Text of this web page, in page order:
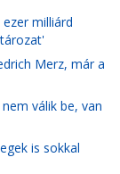
milliárd
Merz, már a
válik be, van
is sokkal